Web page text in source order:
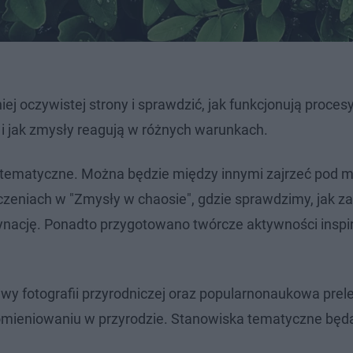
oczywistej strony i sprawdzić, jak funkcjonują
zmysły reagują w różnych warunkach.
Można będzie między innymi zajrzeć pod
w "Zmysły w chaosie", gdzie sprawdzimy, jak
Ponadto przygotowano twórcze aktywności
fotografii przyrodniczej oraz popularnonaukowa
w przyrodzie. Stanowiska tematyczne